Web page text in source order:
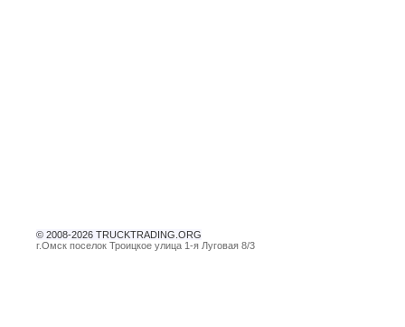
© 2008-2026 TRUCKTRADING.ORG
г.Омск поселок Троицкое улица 1-я Луговая 8/3